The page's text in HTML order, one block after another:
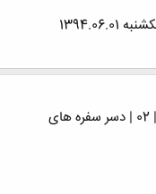
[نظرسنجی] - مسابقه سفره آرایی و تزئین غذا | 02 | دسر سفره های